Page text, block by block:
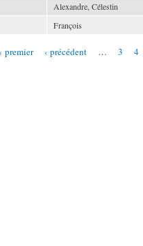
Alexandre, Célestin
François
premier ‹ précédent … 3 4